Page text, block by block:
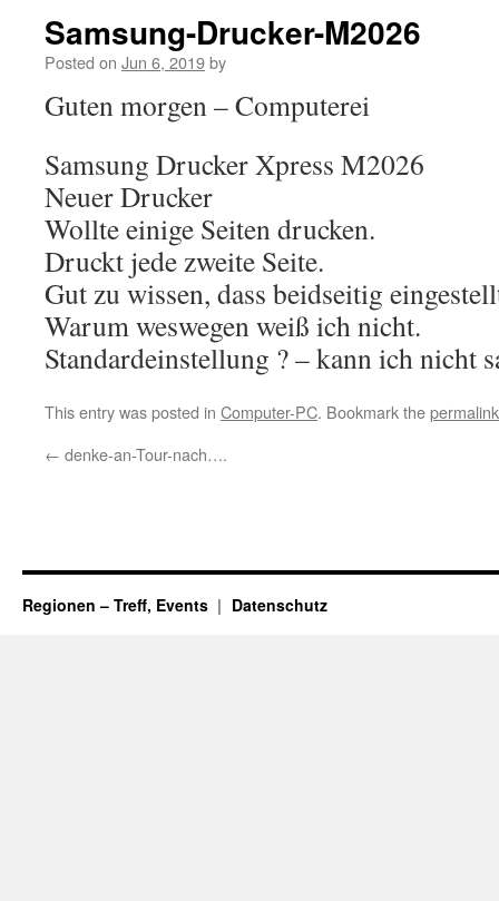
Samsung-Drucker-M2026
Posted on Jun 6, 2019by
Guten morgen – Computerei
Samsung Drucker Xpress M2026
Neuer Drucker
Wollte einige Seiten drucken.
Druckt jede zweite Seite.
Gut zu wissen, dass beidseitig
Warum weswegen weiß ich nicht.
Standardeinstellung ? – kann ich nicht
This entry was posted in Computer-PC. Bookmark thepermalink
← denke-an-Tour-nach….
Regionen – Treff, Events Datenschutz